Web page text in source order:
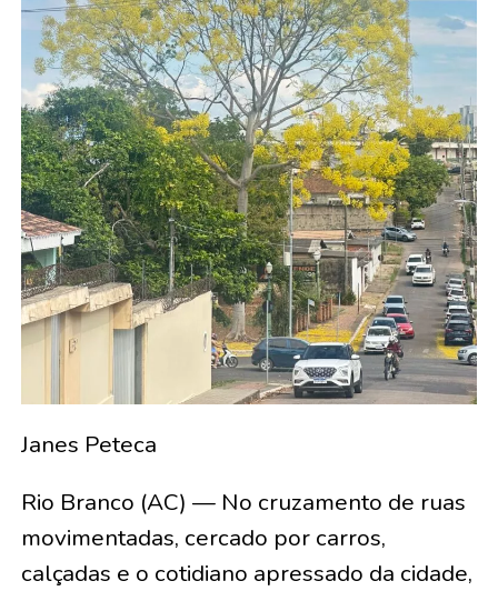
Janes Peteca
Rio Branco (AC) — No cruzamento de ruas
movimentadas, cercado por carros,
calçadas e o cotidiano apressado da cidade,